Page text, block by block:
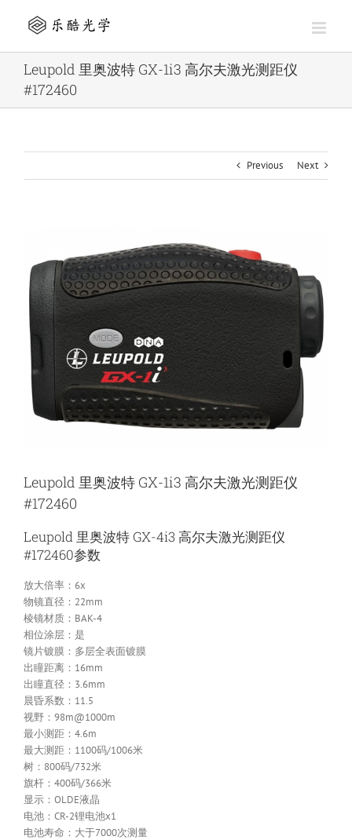
Leupold 里奥波特 GX-1i3 高尔夫激光测距仪
#172460
Previous Next
Image
Leupold 里奥波特 GX-1i3 高尔夫激光测距仪
#172460
Leupold 里奥波特 GX-4i3 高尔夫激光测距仪
#172460参数
放大倍率：6x
物镜直径：22mm
棱镜材质：BAK-4
相位涂层：是
镜片镀膜：多层全表面镀膜
出瞳距离：16mm
出瞳直径：3.6mm
晨昏系数：11.5
视野：98m@1000m
最小测距：4.6m
最大测距：1100码/1006米
树：800码/732米
旗杆：400码/366米
显示：OLDE液晶
电池：CR-2锂电池x1
电池寿命：大于7000次测量